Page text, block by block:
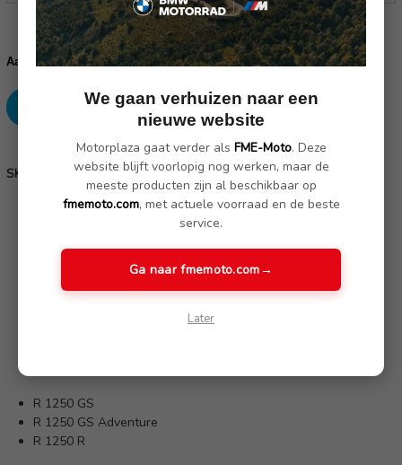
Huidige
voorraad:
Aantal:
Verhoog
Verlaag
SKU: 51168406497, 51168406498
SKU:
51168406497, 51168406498
Linker en rechter spiegel.
contact met ons op.
R 1250 GS
R 1250 GS Adventure
R 1250 R
We gaan verhuizen naar een
nieuwe website
Motorplaza gaat verder als FME-Moto. Deze
website blijft voorlopig nog werken, maar de
meeste producten zijn al beschikbaar op
fmemoto.com, met actuele voorraad en de beste
service.
Ga naar fmemoto.com→
Later